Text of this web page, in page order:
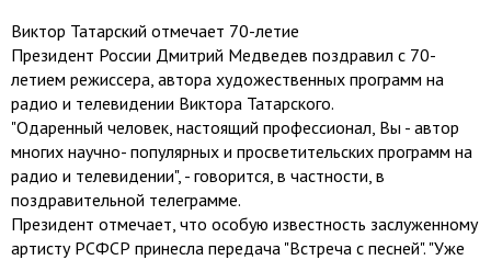
Виктор Татарский отмечает 70-летие
Президент России Дмитрий Медведев поздравил с 70-
летием режиссера, автора художественных программ на
радио и телевидении Виктора Татарского.
"Одаренный человек, настоящий профессионал, Вы - автор
многих научно- популярных и просветительских программ на
радио и телевидении", - говорится, в частности, в
поздравительной телеграмме.
Президент отмечает, что особую известность заслуженному
артисту РСФСР принесла передача "Встреча с песней". "Уже